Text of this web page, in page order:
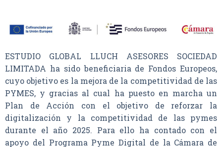
ESTUDIO GLOBAL LLUCH ASESORES SOCIEDAD
LIMITADA ha sido beneficiaria de Fondos Europeos,
cuyo objetivo es la mejora de la competitividad de las
PYMES, y gracias al cual ha puesto en marcha un
Plan de Acción con el objetivo de reforzar la
digitalización y la competitividad de las pymes
durante el año 2025. Para ello ha contado con el
apoyo del Programa Pyme Digital de la Cámara de